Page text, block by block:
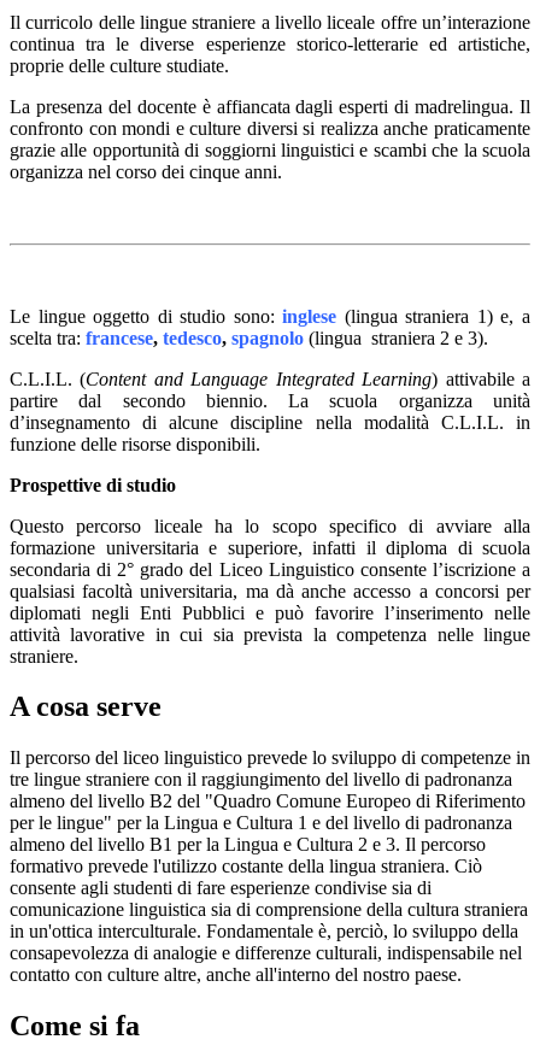
Il curricolo delle lingue straniere a livello liceale offre un’interazione
continua tra le diverse esperienze storico-letterarie ed artistiche,
proprie delle culture studiate.
La presenza del docente è affiancata dagli esperti di madrelingua. Il
confronto con mondi e culture diversi si realizza anche praticamente
grazie alle opportunità di soggiorni linguistici e scambi che la scuola
organizza nel corso dei cinque anni.
Le lingue oggetto di studio sono:inglese (lingua straniera 1) e, a
scelta tra: francese, tedesco, spagnolo (lingua straniera 2 e 3).
C.L.I.L. (Content and Language Integrated Learning) attivabile a
partire dal secondo biennio. La scuola organizza unità
d’insegnamento di alcune discipline nella modalità C.L.I.L. in
funzione delle risorse disponibili.
Prospettive di studio
Questo percorso liceale ha lo scopo specifico di avviare alla
formazione universitaria e superiore, infatti il diploma di scuola
secondaria di 2° grado del Liceo Linguistico consente l’iscrizione a
qualsiasi facoltà universitaria, ma dà anche accesso a concorsi per
diplomati negli Enti Pubblici e può favorire l’inserimento nelle
attività lavorative in cui sia prevista la competenza nelle lingue
straniere.
A cosa serve
Il percorso del liceo linguistico prevede lo sviluppo di competenze in
tre lingue straniere con il raggiungimento del livello di padronanza
almeno del livello B2 del "Quadro Comune Europeo di Riferimento
per le lingue" per la Lingua e Cultura 1 e del livello di padronanza
almeno del livello B1 per la Lingua e Cultura 2 e 3. Il percorso
formativo prevede l'utilizzo costante della lingua straniera. Ciò
consente agli studenti di fare esperienze condivise sia di
comunicazione linguistica sia di comprensione della cultura straniera
in un'ottica interculturale. Fondamentale è, perciò, lo sviluppo della
consapevolezza di analogie e differenze culturali, indispensabile nel
contatto con culture altre, anche all'interno del nostro paese.
Come si fa